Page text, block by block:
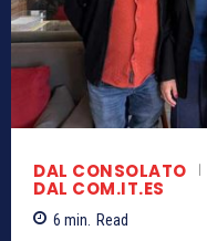
DAL CONSOLATO
DAL COM.IT.ES
6 min. Read